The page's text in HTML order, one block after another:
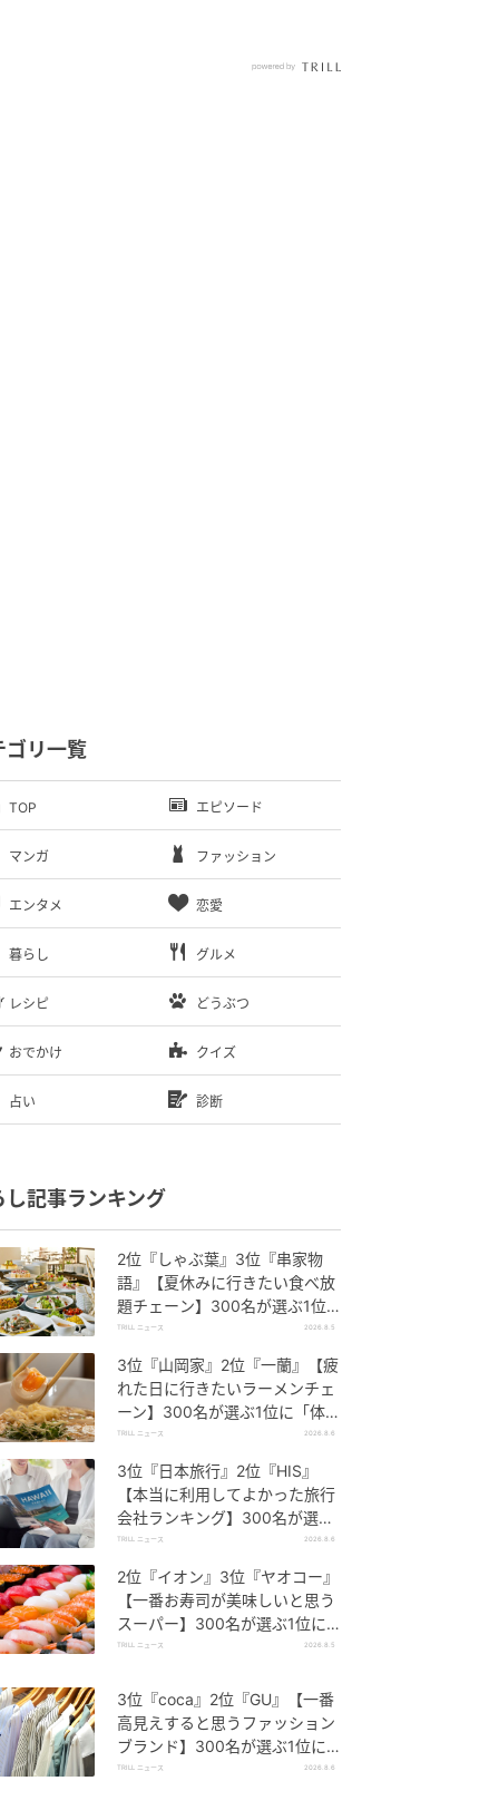
ゴリ一覧
TOP エピソード
マンガ ファッション
エンタメ 恋愛
暮らし グルメ
レシピ どうぶつ
おでかけ クイズ
占い 診断
し記事ランキング
2位『しゃぶ葉』3位『串家物
語』【夏休みに行きたい食べ放
題チェーン】300名が選ぶ1位
に「満足度が高い」「大人まで
TRILL ニュース 2026.8.5
3位『山岡家』2位『一蘭』【疲
れた日に行きたいラーメンチェ
ーン】300名が選ぶ1位に「体
に染みわたる」「満足感と元気
TRILL ニュース 2026.8.6
3位『日本旅行』2位『HIS』
【本当に利用してよかった旅行
会社ランキング】300名が選ぶ
1位に「選択肢が多い」「相談
TRILL ニュース 2026.8.6
2位『イオン』3位『ヤオコー』
【一番お寿司が美味しいと思う
スーパー】300名が選ぶ1位に
「本格的な美味しさ」「食べ応
TRILL ニュース 2026.8.5
3位『coca』2位『GU』【一番
高見えすると思うファッション
ブランド】300名が選ぶ1位に
「生地がしっかり」「誰が着て
TRILL ニュース 2026.8.6